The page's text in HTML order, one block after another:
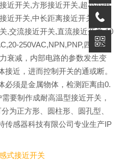
近开关,方形接近开关,超小型电
近开关,中长距离接近开关,两线
,交流接近开关,直流接近开关,10
250VAC,NPN,PNP,四线接
衰减，内部电路的参数发生变
近，进而控制开关的通或断。
必须是金属物体，检测距离由0.
要制作成耐高温型接近开关，
为正方形、圆柱形、圆孔型、
传感器科技有限公司专业生产IP
式接近开关